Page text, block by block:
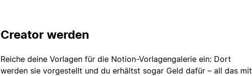
Creator werden
Reiche deine Vorlagen für die Notion-Vorlagengalerie ein: Dort
werden sie vorgestellt und du erhältst sogar Geld dafür – all das mit